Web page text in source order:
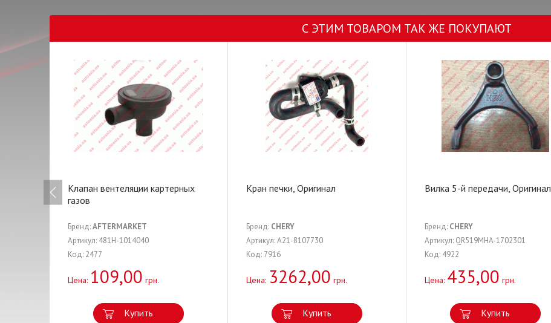
С ЭТИМ ТОВАРОМ ТАК ЖЕ ПОКУПАЮТ
Клапан вентеляции картерных
газов
Бренд:AFTERMARKET
Артикул: 481H-1014040
Код: 2477
Цена: 109,00 грн.
Купить
Кран печки, Оригинал
Бренд: CHERY
Артикул: A21-8107730
Код: 7916
Цена: 3262,00 грн.
Купить
Вилка 5-й передачи, Оригинал
Бренд: CHERY
Артикул: QR519MHA-1702301
Код: 4922
Цена: 435,00 грн.
Купить